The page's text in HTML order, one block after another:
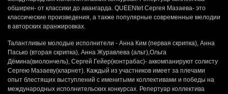
обширен- от классики до авангарда. QUEENtet Сергея Мазаева- это
классические произведения, а также популярные современные мелодии
в авторских аранжировках.
Талантливые молодые исполнители - Анна Ким (первая скрипка), Анна
Пасько (вторая скрипка), Анна Журавлева (альт),Ольга
Дёмина(виолончель), Сергей Гейер(контрабас)- аккомпанируют солисту
Сергею Мазаеву(кларнет). Каждый из участников имеет за плечами
опыт блестящих выступлений с именитыми коллективами и победы на
международных исполнительских конкурсах. Репертуар коллектива